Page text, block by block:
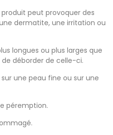
peut provoquer des
dermatite, une irritation ou
longues ou plus larges que
déborder de celle-ci.
une peau fine ou sur une
péremption.